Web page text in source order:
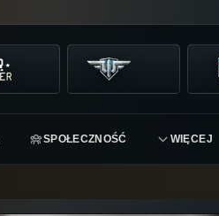
SPOŁECZNOŚĆ WIĘCEJ